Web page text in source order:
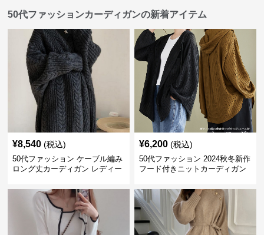
50代ファッションカーディガンの新着アイテム
¥8,540 (税込)
50代ファッション ケーブル編み
ロング丈カーディガン レディー
¥6,200 (税込)
50代ファッション 2024秋冬新作
フード付きニットカーディガン